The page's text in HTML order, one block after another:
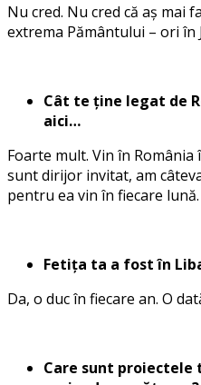
Nu cred. Nu cred că aș mai
extrema Pământului – ori în
Cât te ține legat de
aici…
Foarte mult. Vin în
sunt dirijor invitat, am
pentru ea vin în fiecare lună.
Fetița ta a fost în
Da, o duc în fiecare an. O
Care sunt proiectele